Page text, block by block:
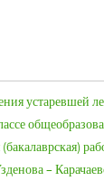
устаревшей
–